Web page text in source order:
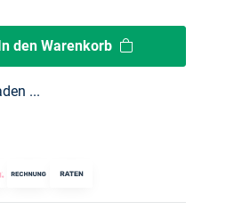
den Warenkorb
...